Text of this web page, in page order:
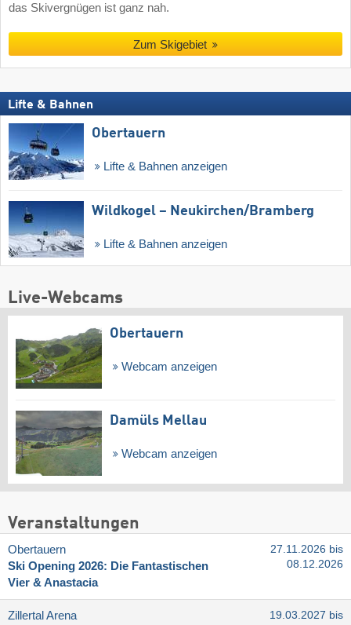
das Skivergnügen ist ganz nah.
Zum Skigebiet
Lifte & Bahnen
Obertauern
Lifte & Bahnen anzeigen
Wildkogel – Neukirchen/​Bramberg
Lifte & Bahnen anzeigen
Live-Webcams
Obertauern
Webcam anzeigen
Damüls Mellau
Webcam anzeigen
Veranstaltungen
Obertauern
Ski Opening 2026: Die Fantastischen
Vier & Anastacia
27.11.2026 bis
08.12.2026
Zillertal Arena
19.03.2027 bis